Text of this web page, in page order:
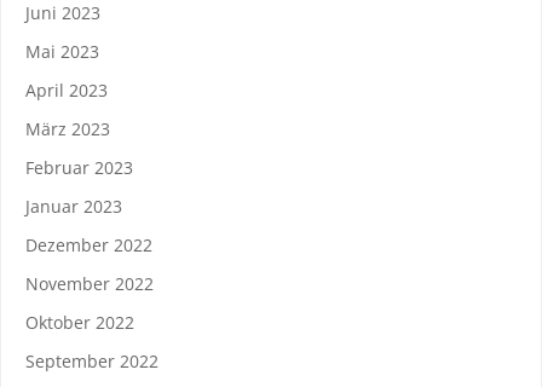
Juni 2023
Mai 2023
April 2023
März 2023
Februar 2023
Januar 2023
Dezember 2022
November 2022
Oktober 2022
September 2022